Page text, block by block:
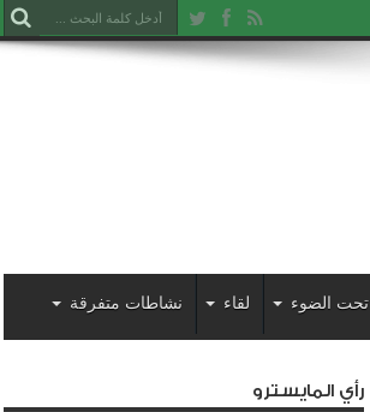
تحت الضوء لقاء نشاطات متفرقة
رأي المايسترو